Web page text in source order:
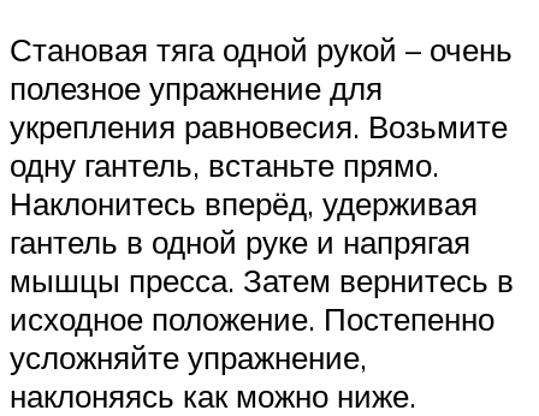
Становая тяга одной рукой – очень
полезное упражнение для
укрепления равновесия. Возьмите
одну гантель, встаньте прямо.
Наклонитесь вперёд, удерживая
гантель в одной руке и напрягая
мышцы пресса. Затем вернитесь в
исходное положение. Постепенно
усложняйте упражнение,
наклоняясь как можно ниже.